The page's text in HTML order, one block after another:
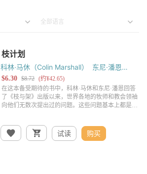
科林·马休（Colin Marshall）
东尼·潘恩
（Tony Payne）
试读 购买